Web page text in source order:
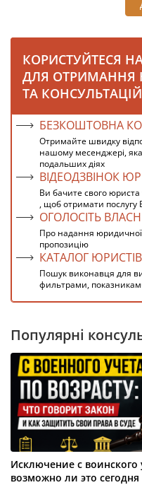
КОРИСТУЙТЕСЯ
ДЛЯ ОТРИМАННЯ
ТА КОНСУЛЬТАЦІЙ
БЕЗКОШТОВНА
Отримайте швидку
нашому месенджері,
подальших діях
ВІДЕОДЗВІНОК
Ви бачите свого юриста
, щоб отримати послугу
ОГОЛОСІТЬ
Про надання
пропозицію
КАТАЛОГ ЮРИСТІВ
Пошук виконавця для
фильтрами,
Популярні
Исключение с воинского
возможно ли это